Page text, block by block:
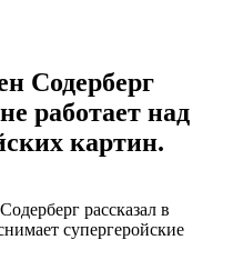
Содерберг
работает над
картин.
рассказал в
супергеройские